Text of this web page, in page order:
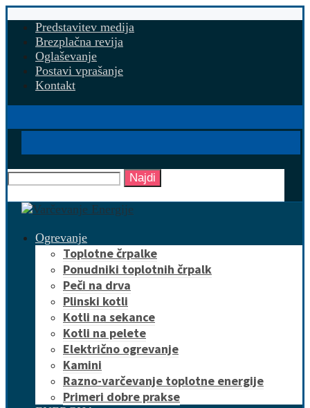
Predstavitev medija
Brezplačna revija
Oglaševanje
Postavi vprašanje
Kontakt
Najdi
Ogrevanje
Toplotne črpalke
Ponudniki toplotnih črpalk
Peči na drva
Plinski kotli
Kotli na sekance
Kotli na pelete
Električno ogrevanje
Kamini
Razno-varčevanje toplotne energije
Primeri dobre prakse